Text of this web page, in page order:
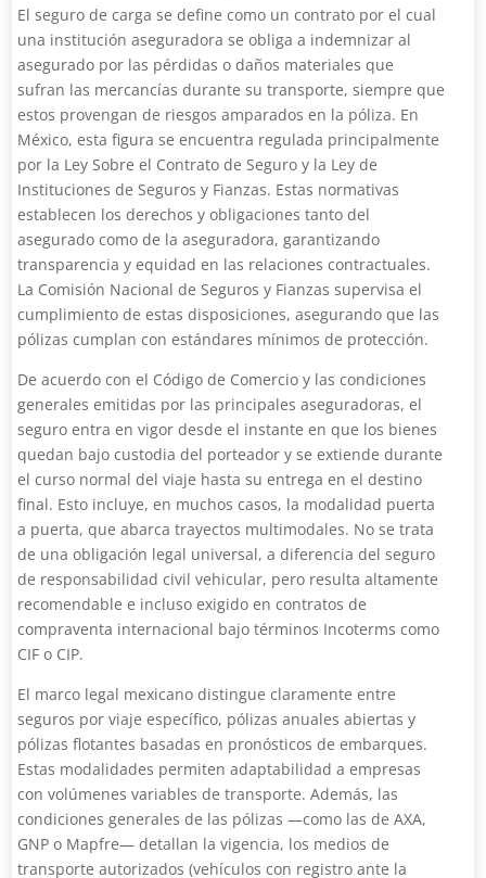
El seguro de carga se define como un contrato por el cual
una institución aseguradora se obliga a indemnizar al
asegurado por las pérdidas o daños materiales que
sufran las mercancías durante su transporte, siempre que
estos provengan de riesgos amparados en la póliza. En
México, esta figura se encuentra regulada principalmente
por la Ley Sobre el Contrato de Seguro y la Ley de
Instituciones de Seguros y Fianzas. Estas normativas
establecen los derechos y obligaciones tanto del
asegurado como de la aseguradora, garantizando
transparencia y equidad en las relaciones contractuales.
La Comisión Nacional de Seguros y Fianzas supervisa el
cumplimiento de estas disposiciones, asegurando que las
pólizas cumplan con estándares mínimos de protección.
De acuerdo con el Código de Comercio y las condiciones
generales emitidas por las principales aseguradoras, el
seguro entra en vigor desde el instante en que los bienes
quedan bajo custodia del porteador y se extiende durante
el curso normal del viaje hasta su entrega en el destino
final. Esto incluye, en muchos casos, la modalidad puerta
a puerta, que abarca trayectos multimodales. No se trata
de una obligación legal universal, a diferencia del seguro
de responsabilidad civil vehicular, pero resulta altamente
recomendable e incluso exigido en contratos de
compraventa internacional bajo términos Incoterms como
CIF o CIP.
El marco legal mexicano distingue claramente entre
seguros por viaje específico, pólizas anuales abiertas y
pólizas flotantes basadas en pronósticos de embarques.
Estas modalidades permiten adaptabilidad a empresas
con volúmenes variables de transporte. Además, las
condiciones generales de las pólizas —como las de AXA,
GNP o Mapfre— detallan la vigencia, los medios de
transporte autorizados (vehículos con registro ante la